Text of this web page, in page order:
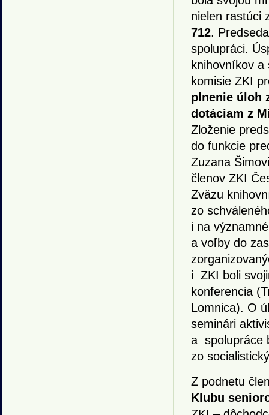
nielen rastúci
712.
spolupráci.
knihovníkov
komisie ZKI
plnenie úloh
dotáciam z
Zloženie
do funkcie
Zuzana
členov ZKI
Zväzu
zo
i na
a voľby do
i ZKI boli
konferencia
Lomnica). O
seminári
a spolupráce
zo
Z podnetu
Klubu